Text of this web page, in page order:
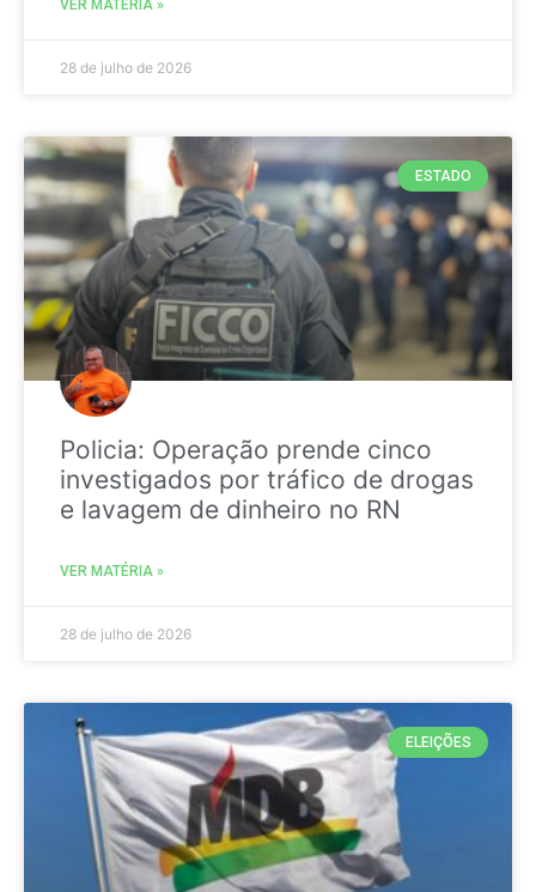
VER MATÉRIA »
28 de julho de 2026
ESTADO
Policia: Operação prende cinco
investigados por tráfico de drogas
e lavagem de dinheiro no RN
VER MATÉRIA »
28 de julho de 2026
ELEIÇÕES